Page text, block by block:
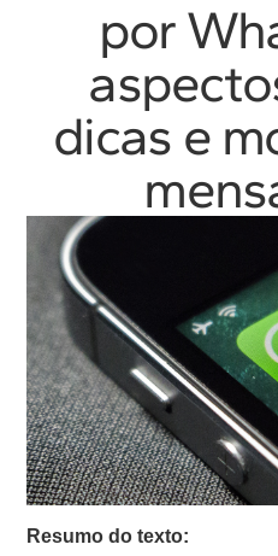
por
dicas e
Resumo do texto: